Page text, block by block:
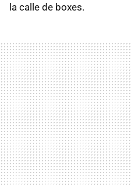
la calle de boxes.